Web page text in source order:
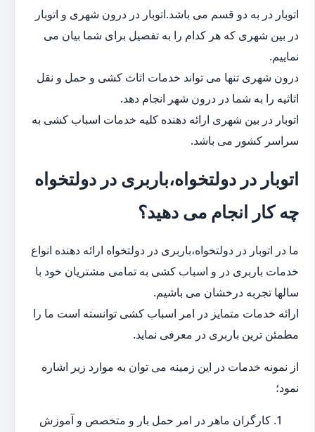
اتوبار در به دو قسم می باشد.اتوبار در درون شهری و اتوبار
در بین شهری که هر کدام را به تفصیل برای شما بیان می
نماییم.
درون شهری تنها می تواند خدمات اثاث کشی و حمل و نقل
اثاثیه را به شما در درون شهر انجام دهد.
اتوبار در بین شهری ارائه دهنده کلیه خدمات اسباب کشی به
سراسر کشور می باشد.
اتوبار در دولتخواه،باربری در دولتخواه
چه کار انجام می دهید؟
ما در اتوبار در دولتخواه،باربری در دولتخواه ارائه دهنده انواع
خدمات باربری در و اسباب کشی به تمامی مشتریان خود با
سالها تجربه درخشان می باشیم.
ارائه خدمات متمایز در امر اسباب کشی توانسته است ما را
مطمئن ترین باربری در معرفی نماید.
از نمونه خدمات در این زمینه می توان به موارد زیر اشاره
نمود؛
کارگران ماهر در امر حمل بار و متخصص و آموزش